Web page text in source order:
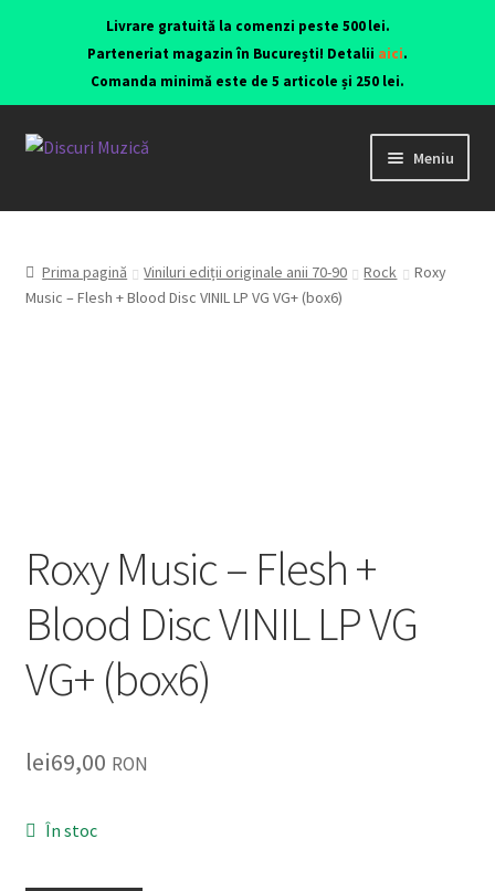
Livrare gratuită la comenzi peste 500 lei.
Parteneriat magazin în București! Detalii aici.
Comanda minimă este de 5 articole și 250 lei.
Meniu
Viniluri ediții originale anii 70-90
CD-uri originale
Oferta lunii
Contul meu
Blog
Prima pagină Viniluri ediții originale anii 70-90 Rock
Roxy
Music – Flesh + Blood Disc VINIL LP VG VG+ (box6)
Roxy Music – Flesh +
Blood Disc VINIL LP VG
VG+ (box6)
lei69,00 RON
În stoc